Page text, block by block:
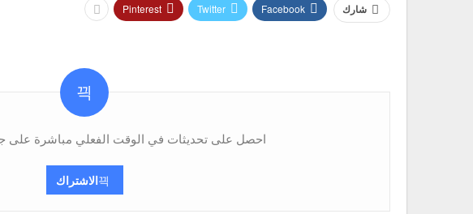
شارك Facebook
Twitter
Pinterest
احصل على تحديثات في الوقت الفعلي مباشرة على
الاشتراك